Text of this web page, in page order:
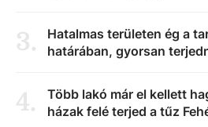
3.
Hatalmas területen ég a
határában, gyorsan
4.
Több lakó már el kellett
házak felé terjed a tűz